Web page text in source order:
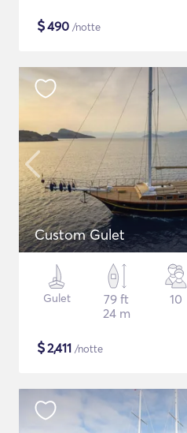
$490 /notte
Custom Gulet
Gulet
79 ft
24 m
10
$2,411 /notte